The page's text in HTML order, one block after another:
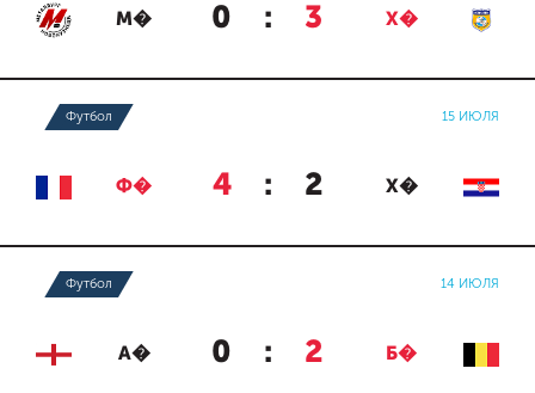
М� 0 : 3 Х�
Футбол 15 ИЮЛЯ
Ф� 4 : 2 Х�
Футбол 14 ИЮЛЯ
А� 0 : 2 Б�